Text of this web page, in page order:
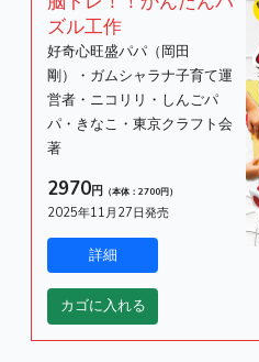
ズル工作
好奇心旺盛パパ（岡田
剛）・ガムシャラナ子育て運
営者・ニコリリ・しんごパ
パ・きなこ・東京クラフト会
著
2970円 （本体：2700円）
2025年11月27日発売